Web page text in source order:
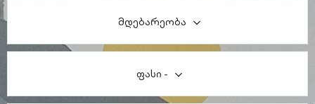
მდებარეობა
ფასი -